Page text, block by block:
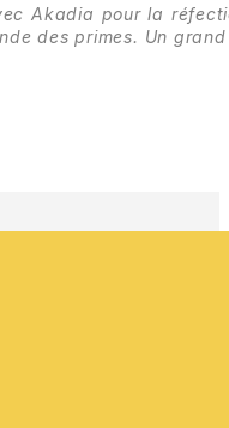
Akadia pour la
des primes. Un